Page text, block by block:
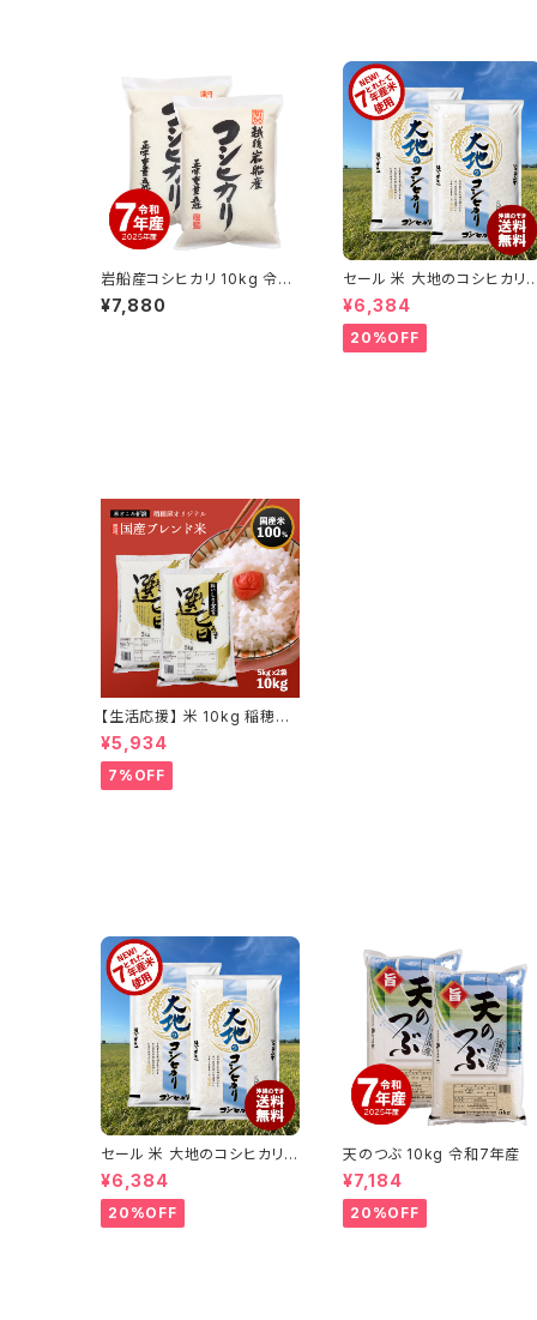
岩船産コシヒカリ 10kg 令和
7年産
¥7,880
セール 米 大地のコシヒカリ 1
0kg お米 10キロ 令和7年産
米入り 送料無料 (沖縄のぞく
¥6,384
20%OFF
【生活応援】 米 10kg 稲穂屋
オリジナルブレンド お米 安い
10キロ 新潟工場直送 国内産
白米 精米 5kg x2袋
¥5,934
7%OFF
セール 米 大地のコシヒカリ 1
0kg お米 10キロ 令和7年産
米入り 送料無料 (沖縄のぞく)
¥6,384
20%OFF
天のつぶ 10kg 令和7年産
¥7,184
20%OFF